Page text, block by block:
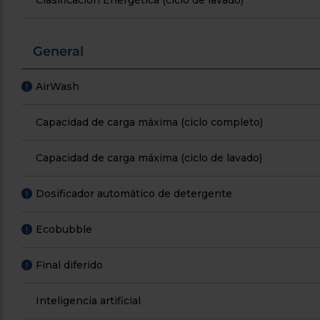
General
! AirWash
Capacidad de carga máxima (ciclo completo)
Capacidad de carga máxima (ciclo de lavado)
! Dosificador automático de detergente
! Ecobubble
! Final diferido
Inteligencia artificial